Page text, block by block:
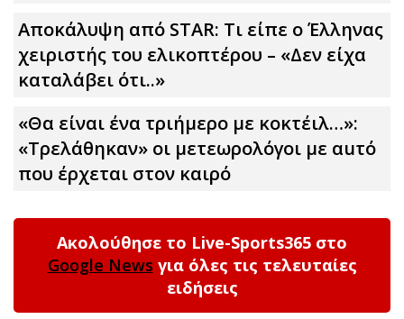
Αποκάλυψη από STAR: Τι είπε ο Έλληνας
χειριστής του ελικοπτέρου – «Δεν είχα
καταλάβει ότι..»
«Θα είναι ένα τριήμερο με κοκτέιλ…»:
«Τρελάθηκαν» οι μετεωρολόγοι με αuτό
που έρχεται στον καιρό
Ακολούθησε το Live-Sports365 στο
Google News για όλες τις τελευταίες
ειδήσεις